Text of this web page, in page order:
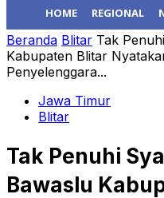
HOME REGIONAL
Beranda Blitar Tak
Kabupaten Blitar
Penyelenggara...
Jawa Timur
Blitar
Tak Penuhi
Bawaslu